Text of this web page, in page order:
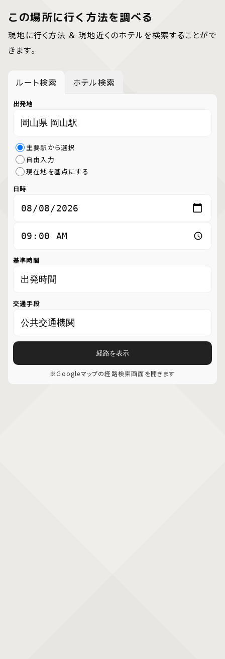
この場所に行く方法を調べる
現地に行く方法 ＆ 現地近くのホテルを検索することがで
きます。
ルート検索 ホテル検索
出発地
主要駅から選択
自由入力
現在地を基点にする
日時
基準時間
交通手段
経路を表示
※Googleマップの経路検索画面を開きます